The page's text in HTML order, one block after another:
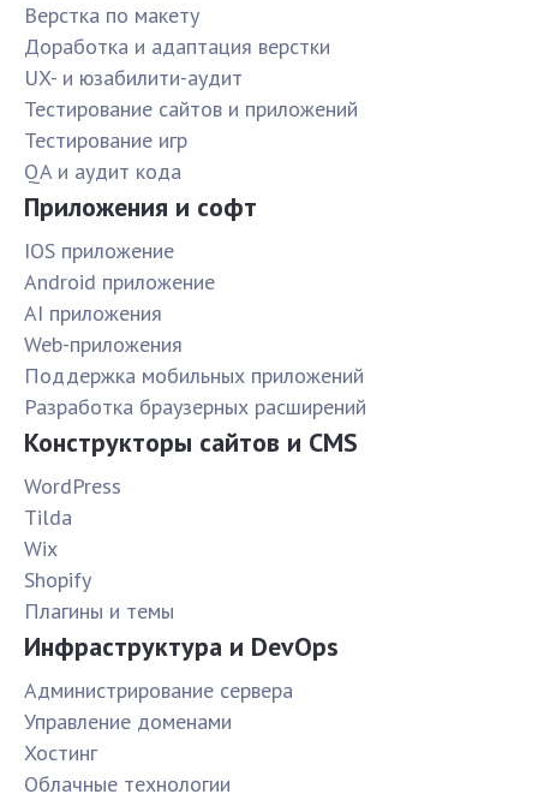
Верстка по макету
Доработка и адаптация верстки
UX- и юзабилити-аудит
Тестирование сайтов и приложений
Тестирование игр
QA и аудит кода
Приложения и софт
IOS приложение
Android приложение
AI приложения
Web-приложения
Поддержка мобильных приложений
Разработка браузерных расширений
Конструкторы сайтов и CMS
WordPress
Tilda
Wix
Shopify
Плагины и темы
Инфраструктура и DevOps
Администрирование сервера
Управление доменами
Хостинг
Облачные технологии